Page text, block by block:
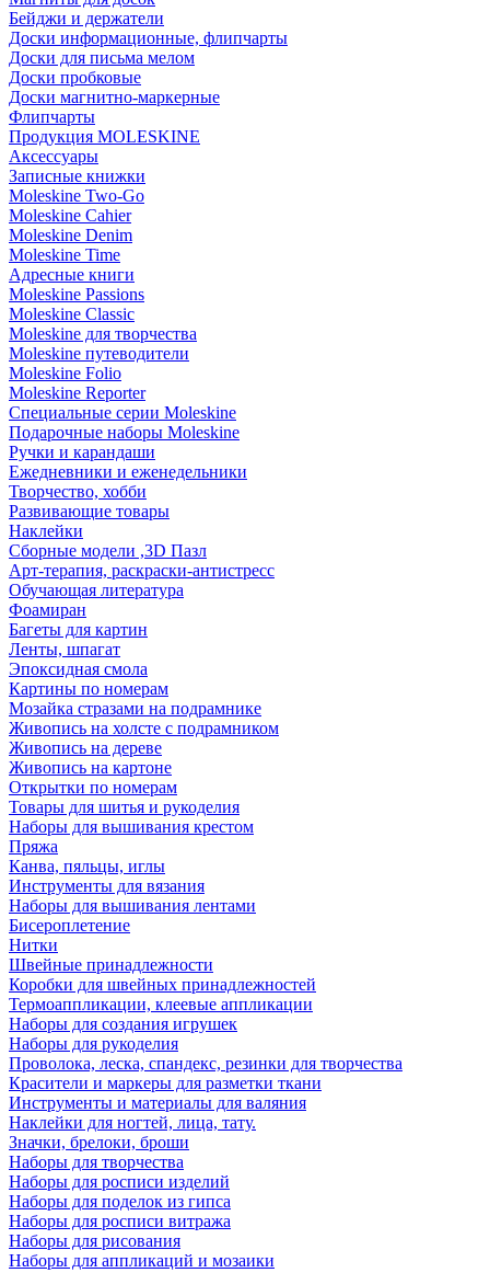
Бейджи и держатели
Доски информационные, флипчарты
Доски для письма мелом
Доски пробковые
Доски магнитно-маркерные
Флипчарты
Продукция MOLESKINE
Аксессуары
Записные книжки
Moleskine Two-Go
Moleskine Cahier
Moleskine Denim
Moleskine Time
Адресные книги
Moleskine Passions
Moleskine Classic
Moleskine для творчества
Moleskine путеводители
Moleskine Folio
Moleskine Reporter
Специальные серии Moleskine
Подарочные наборы Moleskine
Ручки и карандаши
Ежедневники и еженедельники
Творчество, хобби
Развивающие товары
Наклейки
Сборные модели ,3D Пазл
Арт-терапия, раскраски-антистресс
Обучающая литература
Фоамиран
Багеты для картин
Ленты, шпагат
Эпоксидная смола
Картины по номерам
Мозайка стразами на подрамнике
Живопись на холсте с подрамником
Живопись на дереве
Живопись на картоне
Открытки по номерам
Товары для шитья и рукоделия
Наборы для вышивания крестом
Пряжа
Канва, пяльцы, иглы
Инструменты для вязания
Наборы для вышивания лентами
Бисероплетение
Нитки
Швейные принадлежности
Коробки для швейных принадлежностей
Термоаппликации, клеевые аппликации
Наборы для создания игрушек
Наборы для рукоделия
Проволока, леска, спандекс, резинки для творчества
Красители и маркеры для разметки ткани
Инструменты и материалы для валяния
Наклейки для ногтей, лица, тату.
Значки, брелоки, броши
Наборы для творчества
Наборы для росписи изделий
Наборы для поделок из гипса
Наборы для росписи витража
Наборы для рисования
Наборы для аппликаций и мозаики